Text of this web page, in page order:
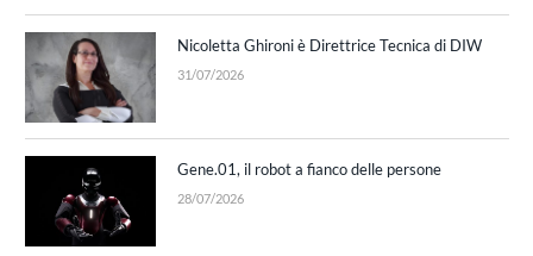
Nicoletta Ghironi è Direttrice Tecnica di DIW
31/07/2026
Gene.01, il robot a fianco delle persone
28/07/2026